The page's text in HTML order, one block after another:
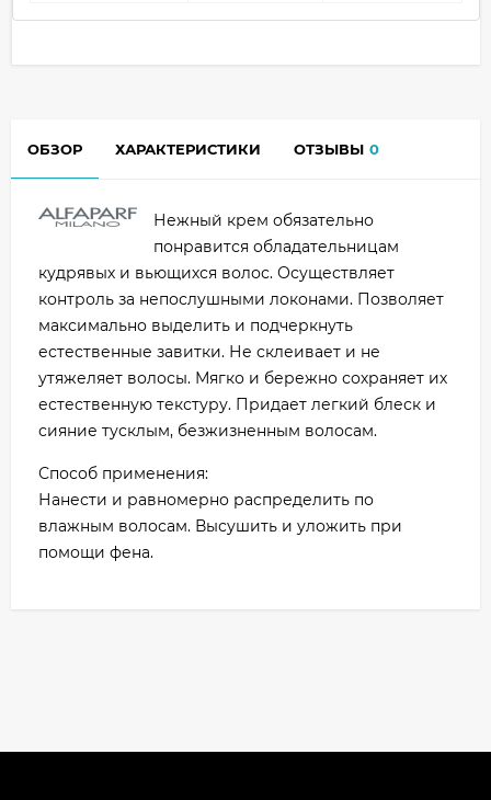
ОБЗОР ХАРАКТЕРИСТИКИ ОТЗЫВЫ 0
Нежный крем обязательно
понравится обладательницам
кудрявых и вьющихся волос. Осуществляет
контроль за непослушными локонами. Позволяет
максимально выделить и подчеркнуть
естественные завитки. Не склеивает и не
утяжеляет волосы. Мягко и бережно сохраняет их
естественную текстуру. Придает легкий блеск и
сияние тусклым, безжизненным волосам.
Способ применения:
Нанести и равномерно распределить по
влажным волосам. Высушить и уложить при
помощи фена.